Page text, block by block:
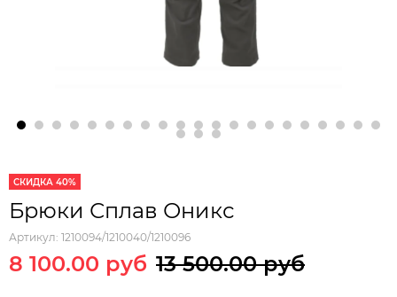
СКИДКА 40%
Брюки Сплав Оникс
Артикул: 1210094/1210040/1210096
8 100.00 руб 13 500.00 руб